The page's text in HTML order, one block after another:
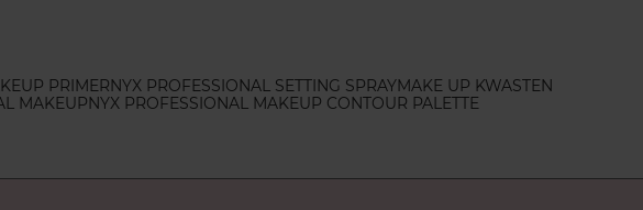
PRIMERNYX PROFESSIONAL SETTING SPRAYMAKE UP KWASTEN
MAKEUPNYX PROFESSIONAL MAKEUP CONTOUR PALETTE